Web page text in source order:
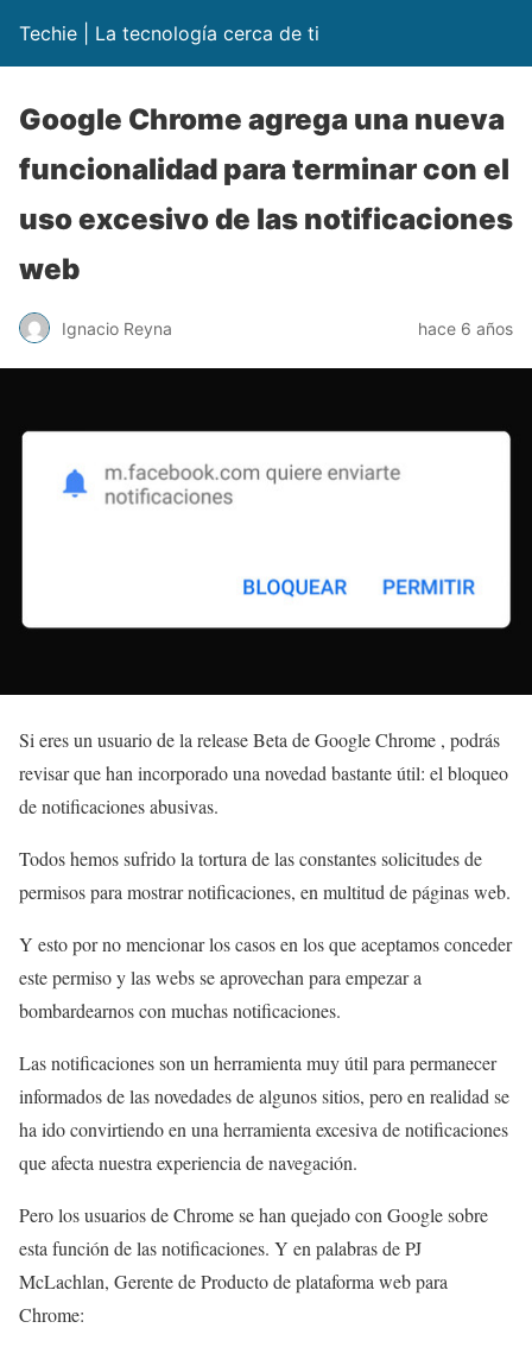
Techie | La tecnología cerca de ti
Google Chrome agrega una nueva
funcionalidad para terminar con el
uso excesivo de las notificaciones
web
Ignacio Reyna hace 6 años
Si eres un usuario de la release Beta de Google Chrome , podrás
revisar que han incorporado una novedad bastante útil: el bloqueo
de notificaciones abusivas.
Todos hemos sufrido la tortura de las constantes solicitudes de
permisos para mostrar notificaciones, en multitud de páginas web.
Y esto por no mencionar los casos en los que aceptamos conceder
este permiso y las webs se aprovechan para empezar a
bombardearnos con muchas notificaciones.
Las notificaciones son un herramienta muy útil para permanecer
informados de las novedades de algunos sitios, pero en realidad se
ha ido convirtiendo en una herramienta excesiva de notificaciones
que afecta nuestra experiencia de navegación.
Pero los usuarios de Chrome se han quejado con Google sobre
esta función de las notificaciones. Y en palabras de PJ
McLachlan, Gerente de Producto de plataforma web para
Chrome: